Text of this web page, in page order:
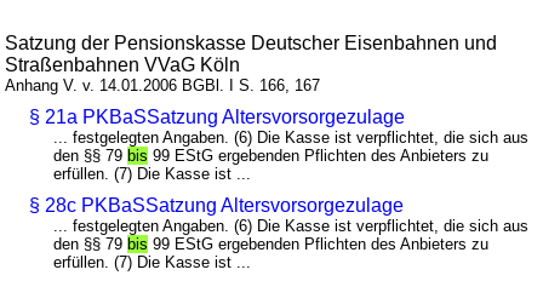
Satzung der Pensionskasse Deutscher Eisenbahnen und
Straßenbahnen VVaG Köln
Anhang V. v. 14.01.2006 BGBl. I S. 166, 167
§ 21a PKBaSSatzung Altersvorsorgezulage
... festgelegten Angaben. (6) Die Kasse ist verpflichtet, die sich aus
den §§ 79bis 99 EStG ergebenden Pflichten des Anbieters zu
erfüllen. (7) Die Kasse ist ...
§ 28c PKBaSSatzung Altersvorsorgezulage
... festgelegten Angaben. (6) Die Kasse ist verpflichtet, die sich aus
den §§ 79bis 99 EStG ergebenden Pflichten des Anbieters zu
erfüllen. (7) Die Kasse ist ...